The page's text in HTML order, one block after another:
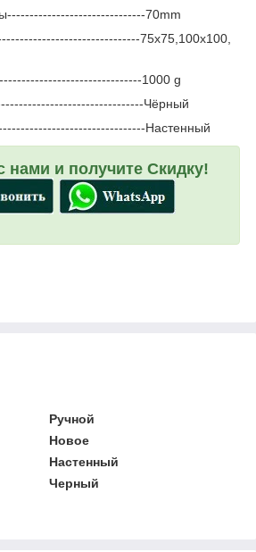
70mm
75x75,100x100,
1000 g
Чёрный
Настенный
нами и получите Скидку!
Ручной
Новое
Настенный
Черный